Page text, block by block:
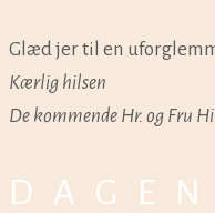
Glæd jer til en
Kærlig hilsen
De kommende Hr. og Fru